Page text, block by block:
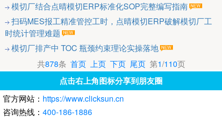
模切厂结合点晴模切ERP标准化SOP完整编写指南
扫码MES报工精准管控工时，点晴模切ERP破解模切厂工
时统计管理难题
模切厂排产中 TOC 瓶颈约束理论实操落地
共878条 首页 上页 下页 尾页第1/110页
点击右上角图标分享到朋友圈
官方网站： https://www.clicksun.cn
咨询热线： 400-186-1886